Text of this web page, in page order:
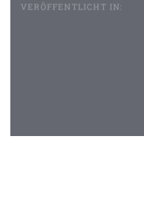
VERÖFFENTLICHT IN: